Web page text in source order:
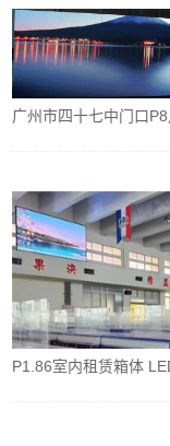
广州市四十七中门口
P1.86室内租赁箱体